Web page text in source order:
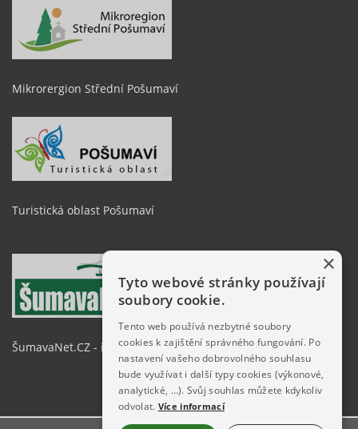
Mikrorergion Střední Pošumaví
Turistická oblast Pošumaví
ŠumavaNet.CZ - informace o regionu
×
Tyto webové stránky používají
soubory cookie.
Tento web používá nezbytné soubory
cookies k zajištění správného fungování. Po
nastavení vašeho dobrovolného souhlasu
bude využívat i další typy cookies (výkonové,
analytické, …). Svůj souhlas můžete kdykoliv
odvolat. Více informací